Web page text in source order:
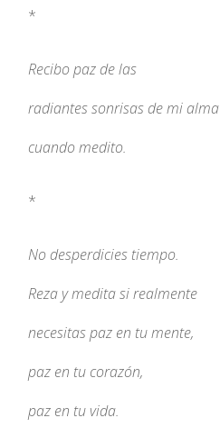
*
Recibo paz de las
radiantes sonrisas de mi alma
cuando medito.
*
No desperdicies tiempo.
Reza y medita si realmente
necesitas paz en tu mente,
paz en tu corazón,
paz en tu vida.